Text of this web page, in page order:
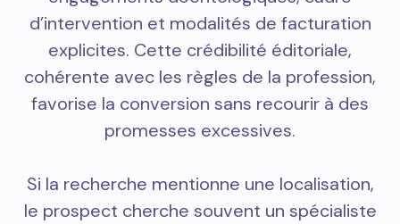
d’intervention et modalités de facturation
explicites. Cette crédibilité éditoriale,
cohérente avec les règles de la profession,
favorise la conversion sans recourir à des
promesses excessives.
Si la recherche mentionne une localisation,
le prospect cherche souvent un spécialiste